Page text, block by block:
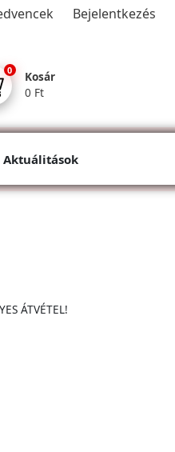
Bejelentkezés
0
Kosár
0 Ft
Aktuálitások
ÁTVÉTEL!